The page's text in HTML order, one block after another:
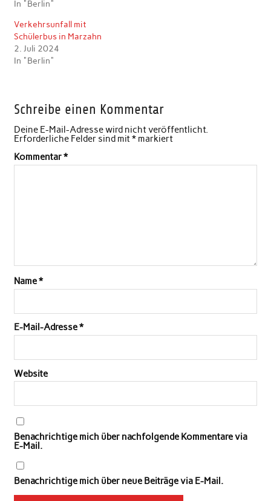
In "Berlin"
Verkehrsunfall mit
Schülerbus in Marzahn
2. Juli 2024
In "Berlin"
Schreibe einen Kommentar
Deine E-Mail-Adresse wird nicht veröffentlicht.
Erforderliche Felder sind mit*markiert
Kommentar*
Name*
E-Mail-Adresse*
Website
Benachrichtige mich über nachfolgende Kommentare via
E-Mail.
Benachrichtige mich über neue Beiträge via E-Mail.